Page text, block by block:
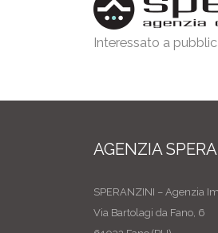
Interessato a
AGENZIA
SPERANZINI – Agenzia
Via Bartolagi da Fano, 6